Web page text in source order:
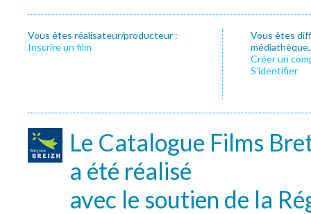
Vous êtes réalisateur/producteur :
Inscrire un film
Vous êtes
Créer un
S’identifier
Le Catalogue Films
a été réalisé
avec le soutien de la